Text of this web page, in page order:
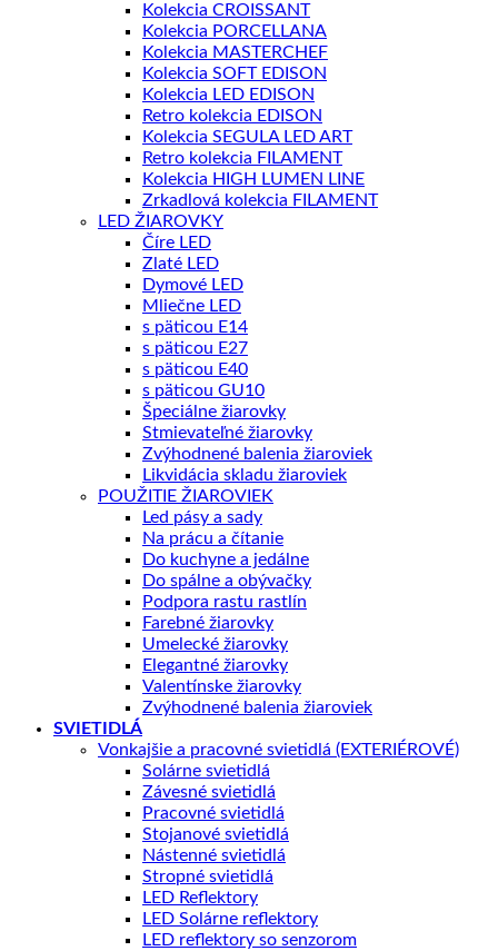
Kolekcia CROISSANT
Kolekcia PORCELLANA
Kolekcia MASTERCHEF
Kolekcia SOFT EDISON
Kolekcia LED EDISON
Retro kolekcia EDISON
Kolekcia SEGULA LED ART
Retro kolekcia FILAMENT
Kolekcia HIGH LUMEN LINE
Zrkadlová kolekcia FILAMENT
LED ŽIAROVKY
Číre LED
Zlaté LED
Dymové LED
Mliečne LED
s päticou E14
s päticou E27
s päticou E40
s päticou GU10
Špeciálne žiarovky
Stmievateľné žiarovky
Zvýhodnené balenia žiaroviek
Likvidácia skladu žiaroviek
POUŽITIE ŽIAROVIEK
Led pásy a sady
Na prácu a čítanie
Do kuchyne a jedálne
Do spálne a obývačky
Podpora rastu rastlín
Farebné žiarovky
Umelecké žiarovky
Elegantné žiarovky
Valentínske žiarovky
Zvýhodnené balenia žiaroviek
SVIETIDLÁ
Vonkajšie a pracovné svietidlá (EXTERIÉROVÉ)
Solárne svietidlá
Závesné svietidlá
Pracovné svietidlá
Stojanové svietidlá
Nástenné svietidlá
Stropné svietidlá
LED Reflektory
LED Solárne reflektory
LED reflektory so senzorom